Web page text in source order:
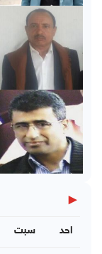
◀
سبت احد